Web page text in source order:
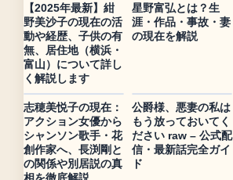
【2025年最新】紺
野美沙子の現在の活
動や経歴、子供の有
無、居住地（横浜・
富山）について詳し
く解説します
星野富弘とは？生
涯・作品・事故・妻
の現在を解説
志穂美悦子の現在：
アクション女優から
シャンソン歌手・花
創作家へ、長渕剛と
の関係や別居説の真
相を徹底解説
公爵様、悪妻の私は
もう放っておいてく
ださい raw – 公式配
信・最新話完全ガイ
ド